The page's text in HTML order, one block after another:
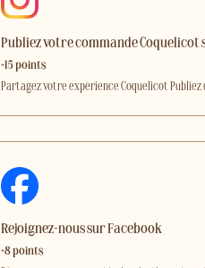
Publiez votre commande
+15 points
Partagez votre expérience Coquelicot
Rejoignez-nous sur Facebook
+8 points